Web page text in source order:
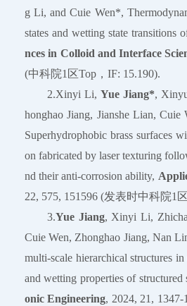
g Li, and Cuie Wen*,
states and wetting state transitions
nces in Colloid and Interface
(中科院1区Top，IF: 15.190).
2.Xinyi Li, Yue Jiang*,
honghao Jiang, Jianshe Lian, Cuie
Superhydrophobic brass surfaces
on fabricated by laser texturing
nd their anti-corrosion ability,
22, 575, 151596 (发表时中科院1
3.Yue Jiang, Xinyi Li,
Cuie Wen, Zhonghao Jiang, Nan
multi-scale hierarchical structures
and wetting properties of structured
onic Engineering, 2024, 21,